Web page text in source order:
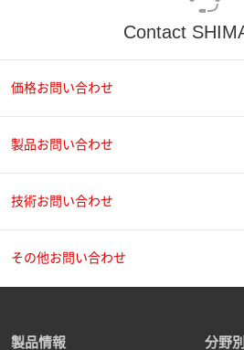
Contact
価格お問い合わせ
製品お問い合わせ
技術お問い合わせ
その他お問い合わせ
製品情報 分野